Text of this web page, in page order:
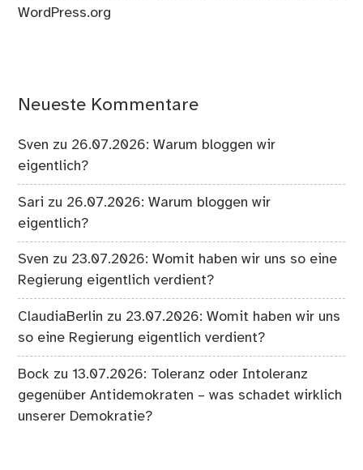
WordPress.org
Neueste Kommentare
Sven zu 26.07.2026: Warum bloggen wir
eigentlich?
Sari zu 26.07.2026: Warum bloggen wir
eigentlich?
Sven zu 23.07.2026: Womit haben wir uns so eine
Regierung eigentlich verdient?
ClaudiaBerlin zu 23.07.2026: Womit haben wir uns
so eine Regierung eigentlich verdient?
Bock zu13.07.2026: Toleranz oder Intoleranz
gegenüber Antidemokraten – was schadet wirklich
unserer Demokratie?